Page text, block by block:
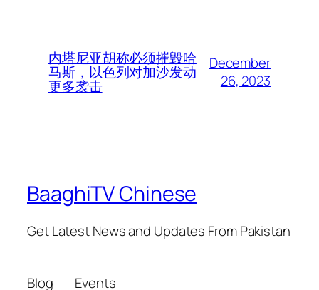
内塔尼亚胡称必须摧毁哈
马斯，以色列对加沙发动
更多袭击
December
26, 2023
BaaghiTV Chinese
Get Latest News and Updates From Pakistan
Blog Events